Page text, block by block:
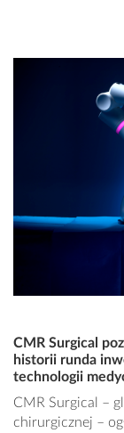
CMR Surgical
historii runda
technologii
CMR Surgical –
chirurgicznej –